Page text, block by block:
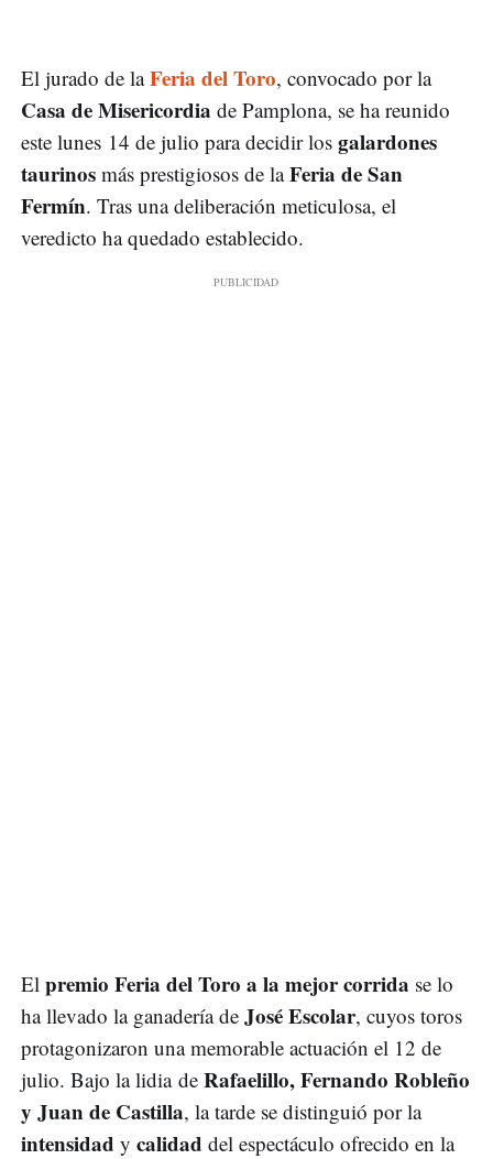
El jurado de laFeria del Toro, convocado por la
Casa de Misericordia de Pamplona, se ha reunido
este lunes 14 de julio para decidir los galardones
taurinos más prestigiosos de laFeria de San
Fermín. Tras una deliberación meticulosa, el
veredicto ha quedado establecido.
El premio Feria del Toro a la mejor corrida se lo
ha llevado la ganadería de José Escolar, cuyos toros
protagonizaron una memorable actuación el 12 de
julio. Bajo la lidia de Rafaelillo, Fernando Robleño
y Juan de Castilla, la tarde se distinguió por la
intensidad y calidad del espectáculo ofrecido en la